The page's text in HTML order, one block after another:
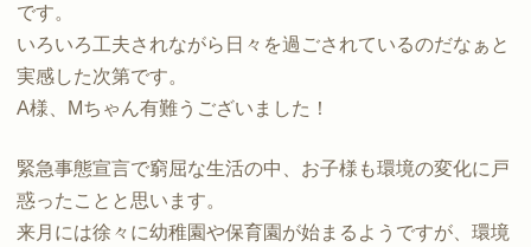
です。
いろいろ工夫されながら日々を過ごされているのだなぁと
実感した次第です。
A様、Mちゃん有難うございました！
緊急事態宣言で窮屈な生活の中、お子様も環境の変化に戸
惑ったことと思います。
来月には徐々に幼稚園や保育園が始まるようですが、環境